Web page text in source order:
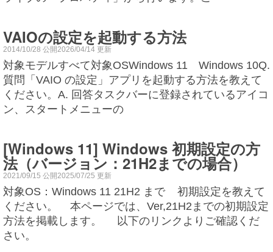
VAIOの設定を起動する方法
2014/10/28 公開2026/04/14 更新
対象モデルすべて対象OSWindows 11 Windows 10Q.
質問「VAIO の設定」アプリを起動する方法を教えて
ください。A. 回答タスクバーに登録されているアイコ
ン、スタートメニューの
[Windows 11] Windows 初期設定の方
法（バージョン：21H2までの場合）
2021/09/15 公開2025/07/25 更新
対象OS：Windows 11 21H2 まで 初期設定を教えて
ください。 本ページでは、Ver,21H2までの初期設定
方法を掲載します。 以下のリンクよりご確認くだ
さい。